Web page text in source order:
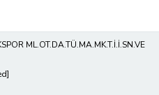
ML.OT.DA.TÜ.MA.MK.T.İ.İ.SN.VE